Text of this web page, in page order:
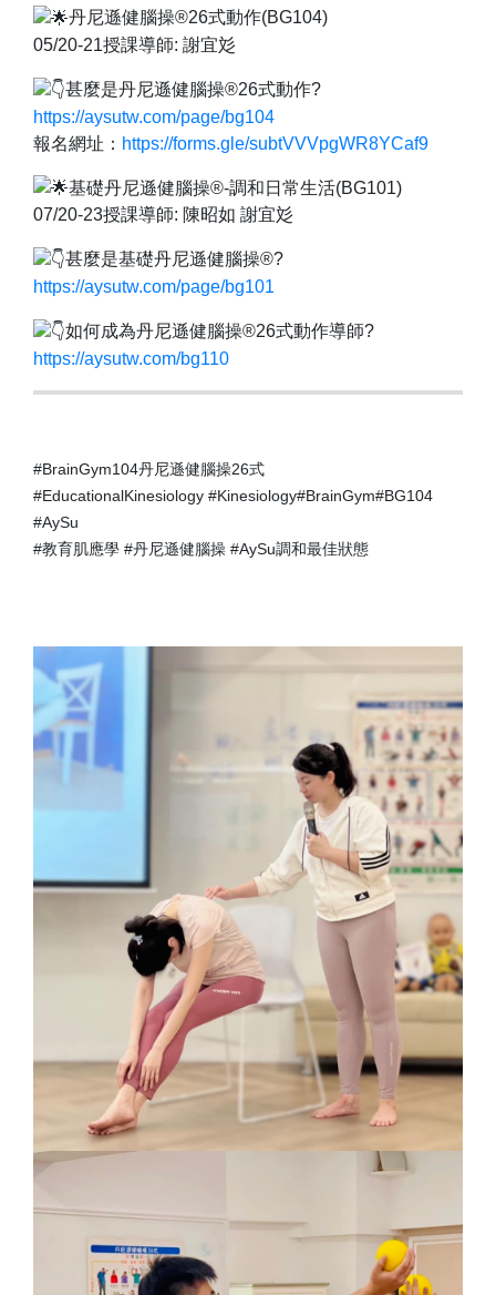
丹尼遜健腦操®26式動作(BG104)
05/20-21授課導師: 謝宜彣
甚麼是丹尼遜健腦操®26式動作?
https://aysutw.com/page/bg104
報名網址： https://forms.gle/subtVVVpgWR8YCaf9
基礎丹尼遜健腦操®-調和日常生活(BG101)
07/20-23授課導師: 陳昭如 謝宜彣
甚麼是基礎丹尼遜健腦操®?
https://aysutw.com/page/bg101
如何成為丹尼遜健腦操®26式動作導師?
https://aysutw.com/bg110
#BrainGym104丹尼遜健腦操26式
#EducationalKinesiology #Kinesiology#BrainGym#BG104
#AySu
#教育肌應學 #丹尼遜健腦操 #AySu調和最佳狀態